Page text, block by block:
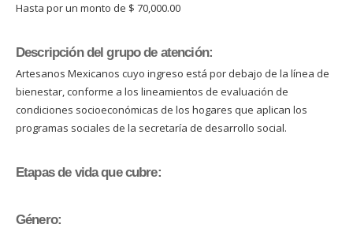
Hasta por un monto de $ 70,000.00
Descripción del grupo de atención:
Artesanos Mexicanos cuyo ingreso está por debajo de la línea de
bienestar, conforme a los lineamientos de evaluación de
condiciones socioeconómicas de los hogares que aplican los
programas sociales de la secretaría de desarrollo social.
Etapas de vida que cubre:
Género: